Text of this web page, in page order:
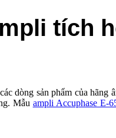
tích
dòng sản phẩm của hãng
Mẫu ampli Accuphase E-